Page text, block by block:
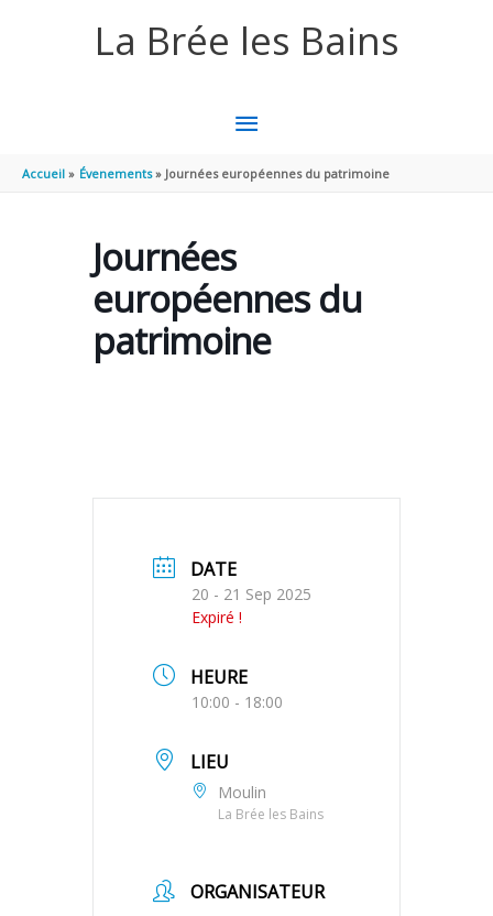
La Brée les Bains
MENU
PRINCIPAL
Accueil Évenements Journées européennes du patrimoine
Journées
européennes du
patrimoine
DATE
20 - 21 Sep 2025
Expiré !
HEURE
10:00 - 18:00
LIEU
Moulin
La Brée les Bains
ORGANISATEUR